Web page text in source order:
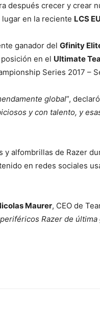
después crecer y crear
en la reciente LCS
ganador del Gfinity
en el Ultimate
Series 2017 –
global”, declaró
y con talento, y
y alfombrillas de Razer
en redes sociales
Maurer, CEO de
Razer de última